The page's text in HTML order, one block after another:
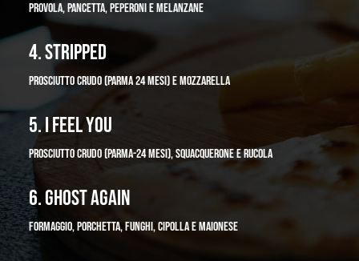
PROVOLA, PANCETTA, PEPERONI E MELANZANE
4. STRIPPED
PROSCIUTTO CRUDO (PARMA 24 MESI) E MOZZARELLA
5. I FEEL YOU
PROSCIUTTO CRUDO (PARMA-24 MESI), SQUACQUERONE E RUCOLA
6. GHOST AGAIN
FORMAGGIO, PORCHETTA, FUNGHI, CIPOLLA E MAIONESE